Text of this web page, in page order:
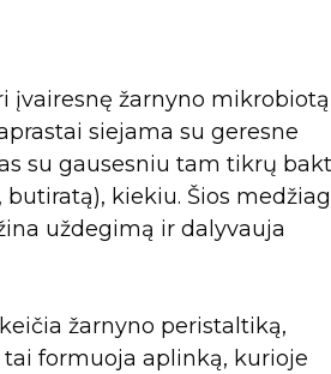
įvairesnę žarnyno
siejama su geresne
su gausesniu tam tikrų
kiekiu. Šios
uždegimą ir dalyvauja
žarnyno peristaltiką,
formuoja aplinką, kurioje